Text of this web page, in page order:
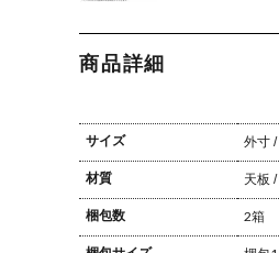
商品詳細
サイズ 外寸
材質 天板
梱包数 2箱